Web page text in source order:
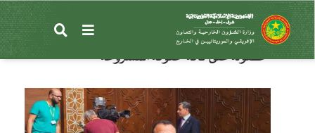
المحتوى
الوزير المنتدب لدى الخارجية: ندعو المجتمع الدولي
لتوفير الحماية للشعب الفلسطيني والعمل الجاد على
حصوله على كافة حقوقه المشروعة